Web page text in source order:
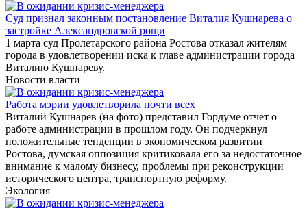
Суд признал законным постановление Виталия Кушнарева о
застройке Александровской рощи
1 марта суд Пролетарского района Ростова отказал жителям
города в удовлетворении иска к главе администрации города
Виталию Кушнареву.
Новости власти
Работа мэрии удовлетворила почти всех
Виталий Кушнарев (на фото) представил Гордуме отчет о
работе администрации в прошлом году. Он подчеркнул
положительные тенденции в экономическом развитии
Ростова, думская оппозиция критиковала его за недостаточное
внимание к малому бизнесу, проблемы при реконструкции
исторического центра, транспортную реформу.
Экология